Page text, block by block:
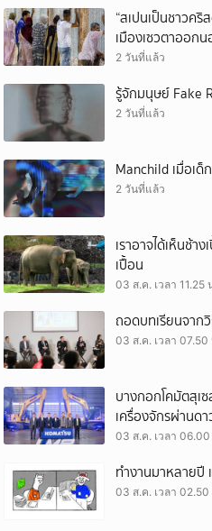
“สเปนเป็นชาวค
เมืองเซวตาออกน
2 วันที่แล้ว
รู้จักมนุษย์ Fake
2 วันที่แล้ว
Manchild เมื่อเ
2 วันที่แล้ว
เราอาจได้เห็นช้
เปื้อน
03 ส.ค. เวลา 11.25
ถอดบทเรียนจากวิ
03 ส.ค. เวลา 07.50
บางกอกโคมัตสุเ
เครื่องจักรผ่านดา
03 ส.ค. เวลา
ทำงานมาหลายปี
03 ส.ค. เวลา 02.50